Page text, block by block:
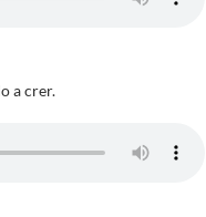
a crer.